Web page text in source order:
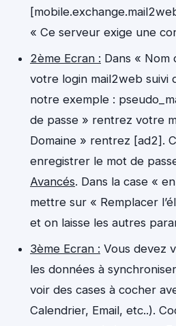
« Ce serveur exige une
2ème Ecran : Dans « Nom
votre login mail2web suivi
notre exemple :
de passe » rentrez votre
Domaine » rentrez [ad2].
enregistrer le mot de
Avancés. Dans la case «
mettre sur « Remplacer
et on laisse les autres
3ème Ecran : Vous devez
les données à
voir des cases à cocher
Calendrier, Email, etc..).